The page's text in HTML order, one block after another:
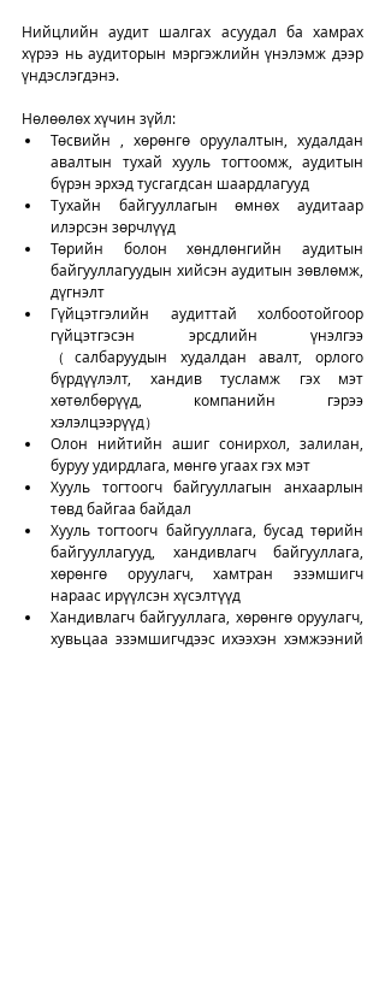
Нийцлийн аудит шалгах асуудал ба хамрах
хүрээ нь аудиторын мэргэжлийн үнэлэмж дээр
үндэслэгдэнэ.
Нөлөөлөх хүчин зүйл:
Төсвийн , хөрөнгө оруулалтын, худалдан
авалтын тухай хууль тогтоомж, аудитын
бүрэн эрхэд тусгагдсан шаардлагууд
Тухайн байгууллагын өмнөх аудитаар
илэрсэн зөрчлүүд
Төрийн болон хөндлөнгийн аудитын
байгууллагуудын хийсэн аудитын зөвлөмж,
дүгнэлт
Гүйцэтгэлийн аудиттай холбоотойгоор
гүйцэтгэсэн эрсдлийн үнэлгээ
（салбаруудын худалдан авалт, орлого
бүрдүүлэлт, хандив тусламж гэх мэт
хөтөлбөрүүд, компанийн гэрээ
хэлэлцээрүүд）
Олон нийтийн ашиг сонирхол, залилан,
буруу удирдлага, мөнгө угаах гэх мэт
Хууль тогтоогч байгууллагын анхаарлын
төвд байгаа байдал
Хууль тогтоогч байгууллага, бусад төрийн
байгууллагууд, хандивлагч байгууллага,
хөрөнгө оруулагч, хамтран эзэмшигч
нараас ирүүлсэн хүсэлтүүд
Хандивлагч байгууллага, хөрөнгө оруулагч,
хувьцаа эзэмшигчдээс ихээхэн хэмжээний